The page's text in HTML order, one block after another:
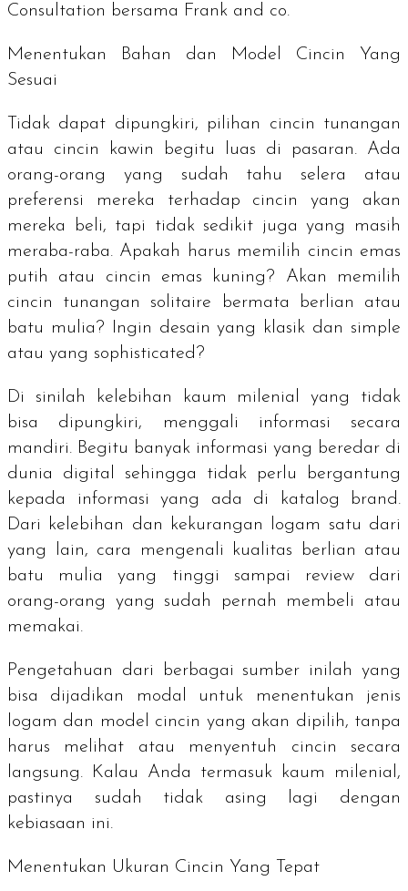
Consultation bersama Frank and co.
Menentukan Bahan dan Model Cincin Yang
Sesuai
Tidak dapat dipungkiri, pilihan cincin tunangan
atau cincin kawin begitu luas di pasaran. Ada
orang-orang yang sudah tahu selera atau
preferensi mereka terhadap cincin yang akan
mereka beli, tapi tidak sedikit juga yang masih
meraba-raba. Apakah harus memilih cincin emas
putih atau cincin emas kuning? Akan memilih
cincin tunangan solitaire bermata berlian atau
batu mulia? Ingin desain yang klasik dan simple
atau yang sophisticated ?
Di sinilah kelebihan kaum milenial yang tidak
bisa dipungkiri, menggali informasi secara
mandiri. Begitu banyak informasi yang beredar di
dunia digital sehingga tidak perlu bergantung
kepada informasi yang ada di katalog
brand.
Dari kelebihan dan kekurangan logam satu dari
yang lain, cara mengenali kualitas berlian atau
batu mulia yang tinggi sampai
reviewdari
orang-orang yang sudah pernah membeli atau
memakai.
Pengetahuan dari berbagai sumber inilah yang
bisa dijadikan modal untuk menentukan jenis
logam dan model cincin yang akan dipilih, tanpa
harus melihat atau menyentuh cincin secara
langsung. Kalau Anda termasuk kaum milenial,
pastinya sudah tidak asing lagi dengan
kebiasaan ini.
Menentukan Ukuran Cincin Yang Tepat